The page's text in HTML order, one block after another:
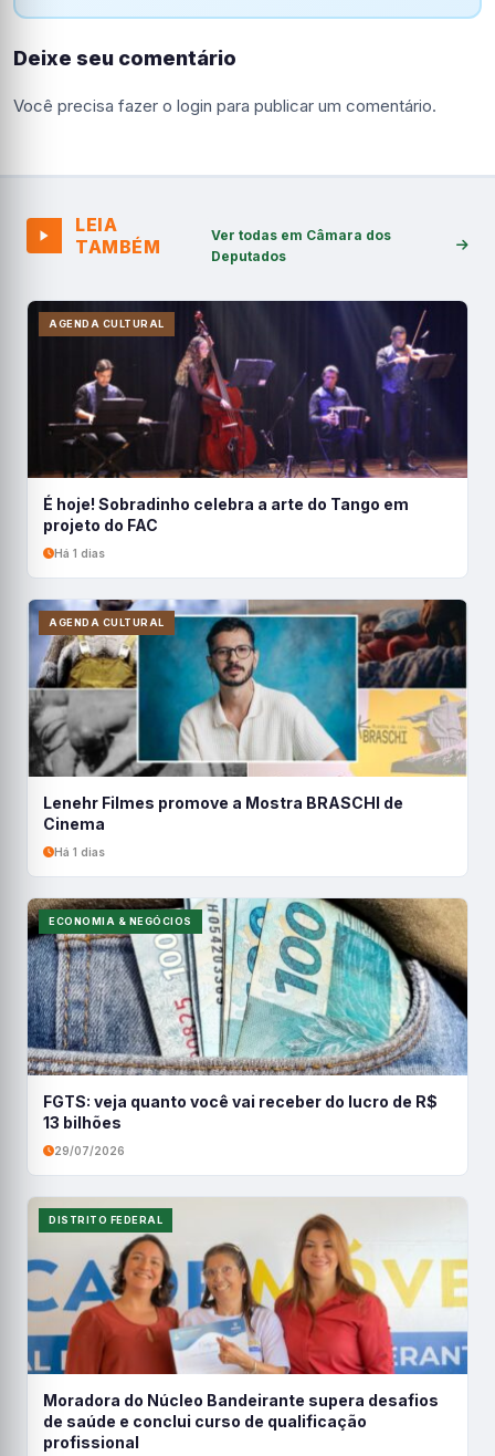
Deixe seu comentário
Você precisa fazer o login para publicar um comentário.
LEIA
TAMBÉM
Ver todas em Câmara dos
Deputados
AGENDA CULTURAL
É hoje! Sobradinho celebra a arte do Tango em
projeto do FAC
Há 1 dias
AGENDA CULTURAL
Lenehr Filmes promove a Mostra BRASCHI de
Cinema
Há 1 dias
ECONOMIA & NEGÓCIOS
FGTS: veja quanto você vai receber do lucro de R$
13 bilhões
29/07/2026
DISTRITO FEDERAL
Moradora do Núcleo Bandeirante supera desafios
de saúde e conclui curso de qualificação
profissional